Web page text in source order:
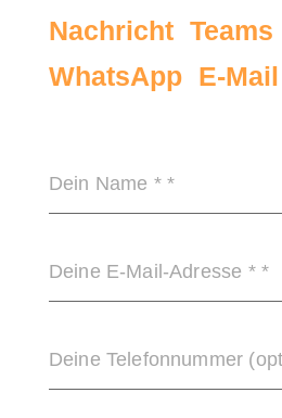
Nachricht. Teams
WhatsApp. E-Mail